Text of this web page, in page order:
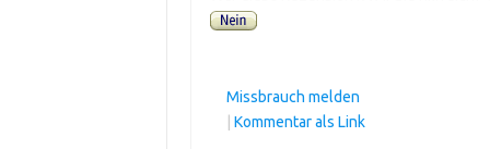
Missbrauch melden
Kommentar als Link